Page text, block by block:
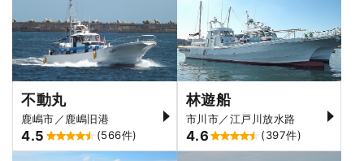
不動丸
鹿嶋市／鹿嶋旧港
4.5 (566件)
林遊船
市川市／江戸川放水路
4.6 (397件)